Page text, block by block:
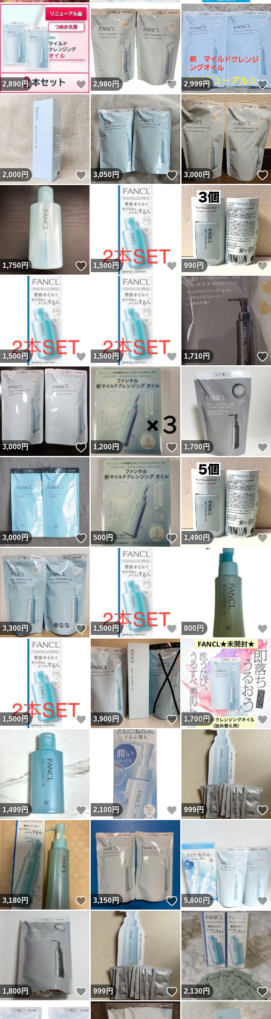
2,890 円 いいね！
2,980円 いいね！
2,999円
2,000円 いいね！
3,050円 いいね！
3,000円
1,750円 いいね！
1,500円 いいね！
990 円
1,500円 いいね！
1,500円 いいね！
1,710円
3,000円 いいね！
1,200円 いいね！
1,700円
3,000円 いいね！
500円 いいね！
1,490 円
3,300円 いいね！
1,500円 いいね！
800 円
1,500円 いいね！
3,900円 いいね！
1,700円
1,499円 いいね！
2,100 円 いいね！
999円
3,180円 いいね！
3,150円 いいね！
5,800円
1,800円 いいね！
999円 いいね！
2,130円